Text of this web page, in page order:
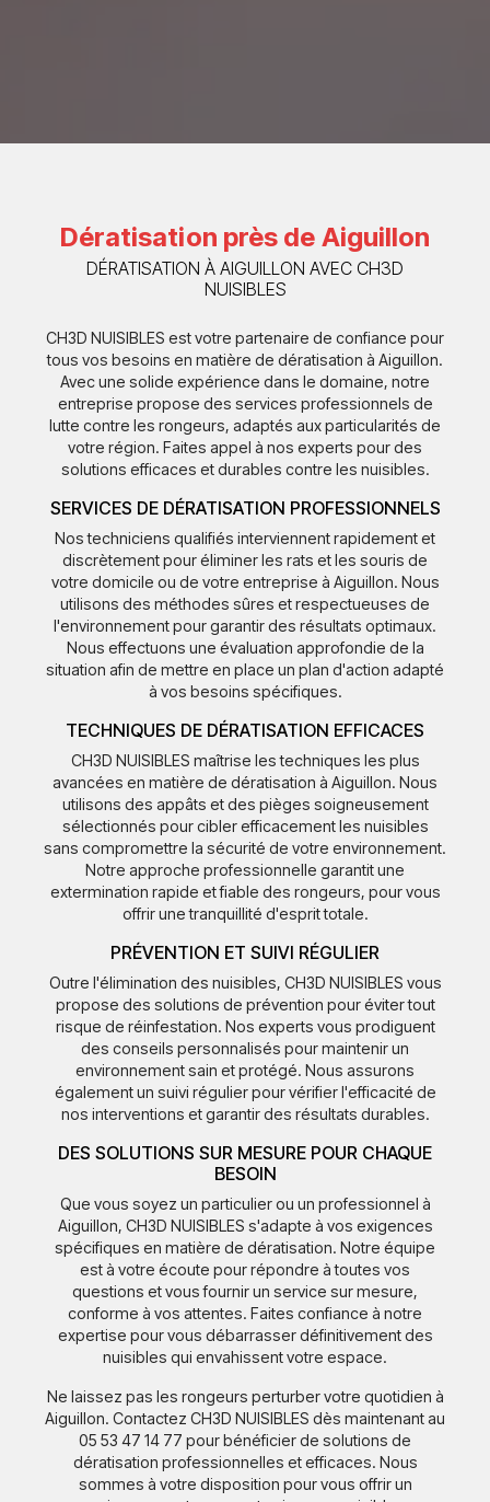
Dératisation près de Aiguillon
DÉRATISATION À AIGUILLON AVEC CH3D
NUISIBLES
CH3D NUISIBLES est votre partenaire de confiance pour
tous vos besoins en matière de dératisation à Aiguillon.
Avec une solide expérience dans le domaine, notre
entreprise propose des services professionnels de
lutte contre les rongeurs, adaptés aux particularités de
votre région. Faites appel à nos experts pour des
solutions efficaces et durables contre les nuisibles.
SERVICES DE DÉRATISATION PROFESSIONNELS
Nos techniciens qualifiés interviennent rapidement et
discrètement pour éliminer les rats et les souris de
votre domicile ou de votre entreprise à Aiguillon. Nous
utilisons des méthodes sûres et respectueuses de
l'environnement pour garantir des résultats optimaux.
Nous effectuons une évaluation approfondie de la
situation afin de mettre en place un plan d'action adapté
à vos besoins spécifiques.
TECHNIQUES DE DÉRATISATION EFFICACES
CH3D NUISIBLES maîtrise les techniques les plus
avancées en matière de dératisation à Aiguillon. Nous
utilisons des appâts et des pièges soigneusement
sélectionnés pour cibler efficacement les nuisibles
sans compromettre la sécurité de votre environnement.
Notre approche professionnelle garantit une
extermination rapide et fiable des rongeurs, pour vous
offrir une tranquillité d'esprit totale.
PRÉVENTION ET SUIVI RÉGULIER
Outre l'élimination des nuisibles, CH3D NUISIBLES vous
propose des solutions de prévention pour éviter tout
risque de réinfestation. Nos experts vous prodiguent
des conseils personnalisés pour maintenir un
environnement sain et protégé. Nous assurons
également un suivi régulier pour vérifier l'efficacité de
nos interventions et garantir des résultats durables.
DES SOLUTIONS SUR MESURE POUR CHAQUE
BESOIN
Que vous soyez un particulier ou un professionnel à
Aiguillon, CH3D NUISIBLES s'adapte à vos exigences
spécifiques en matière de dératisation. Notre équipe
est à votre écoute pour répondre à toutes vos
questions et vous fournir un service sur mesure,
conforme à vos attentes. Faites confiance à notre
expertise pour vous débarrasser définitivement des
nuisibles qui envahissent votre espace.
Ne laissez pas les rongeurs perturber votre quotidien à
Aiguillon. Contactez CH3D NUISIBLES dès maintenant au
05 53 47 14 77 pour bénéficier de solutions de
dératisation professionnelles et efficaces. Nous
sommes à votre disposition pour vous offrir un